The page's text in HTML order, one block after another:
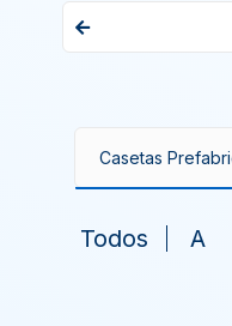
Todos A